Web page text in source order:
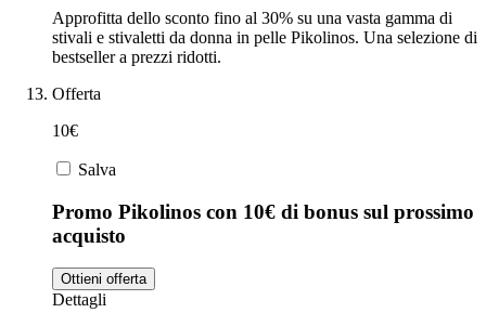
Approfitta dello sconto fino al 30% su una vasta gamma di
stivali e stivaletti da donna in pelle Pikolinos. Una selezione di
bestseller a prezzi ridotti.
Offerta
10€
Salva
Promo Pikolinos con 10€ di bonus sul prossimo
acquisto
Ottieni offerta
Dettagli